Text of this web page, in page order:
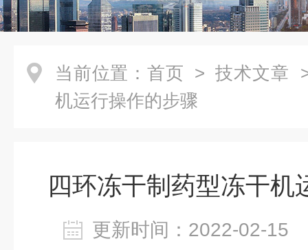
当前位置： 首页 > 技术文章
机运行操作的步骤
四环冻干制药型冻干机
更新时间：2022-02-